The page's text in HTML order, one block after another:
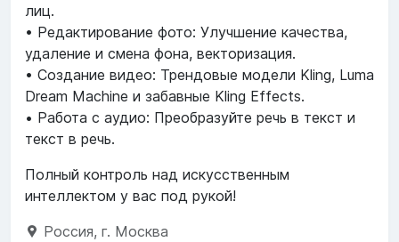
лиц.
• Редактирование фото: Улучшение качества,
удаление и смена фона, векторизация.
• Создание видео: Трендовые модели Kling, Luma
Dream Machine и забавные Kling Effects.
• Работа с аудио: Преобразуйте речь в текст и
текст в речь.
Полный контроль над искусственным
интеллектом у вас под рукой!
Россия, г. Москва